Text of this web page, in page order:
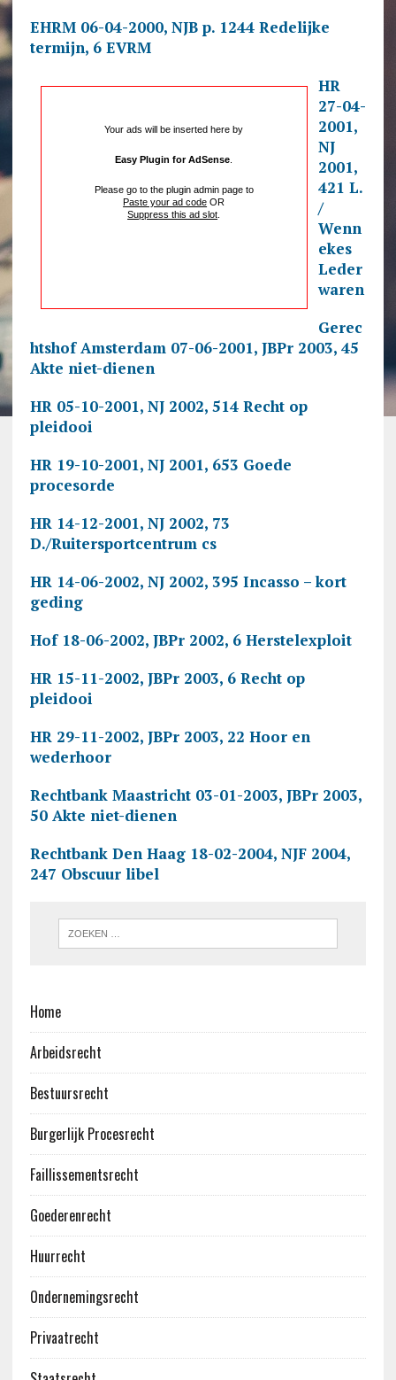
EHRM 06-04-2000, NJB p. 1244 Redelijke
termijn, 6 EVRM
Your ads will be inserted here by
Easy Plugin for AdSense
Please go to the plugin admin page to
Paste your ad code OR
Suppress this ad slot
HR
27-04-
2001,
NJ
2001,
421 L.
/
Wenn
ekes
Leder
waren
Gerec
htshof Amsterdam 07-06-2001, JBPr 2003, 45
Akte niet-dienen
HR 05-10-2001, NJ 2002, 514 Recht op
pleidooi
HR 19-10-2001, NJ 2001, 653 Goede
procesorde
HR 14-12-2001, NJ 2002, 73
D./Ruitersportcentrum cs
HR 14-06-2002, NJ 2002, 395 Incasso – kort
geding
Hof 18-06-2002, JBPr 2002, 6 Herstelexploit
HR 15-11-2002, JBPr 2003, 6 Recht op
pleidooi
HR 29-11-2002, JBPr 2003, 22 Hoor en
wederhoor
Rechtbank Maastricht 03-01-2003, JBPr 2003,
50 Akte niet-dienen
Rechtbank Den Haag 18-02-2004, NJF 2004,
247 Obscuur libel
Home
Arbeidsrecht
Bestuursrecht
Burgerlijk Procesrecht
Faillissementsrecht
Goederenrecht
Huurrecht
Ondernemingsrecht
Privaatrecht